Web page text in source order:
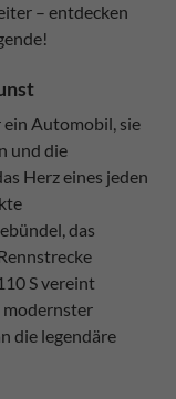
– entdecken
Automobil, sie
und die
Herz eines jeden
das
S vereint
modernster
die legendäre